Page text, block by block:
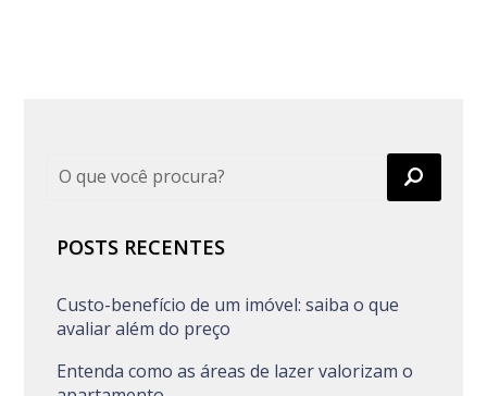
POSTS RECENTES
Custo-benefício de um imóvel: saiba o que
avaliar além do preço
Entenda como as áreas de lazer valorizam o